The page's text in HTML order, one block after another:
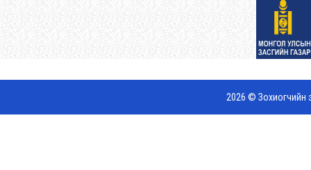
2026 © Зохиогчийн